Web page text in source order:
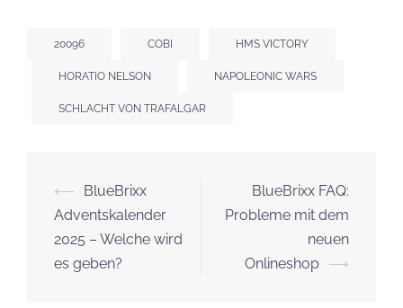
20096 COBI HMS VICTORY
HORATIO NELSON NAPOLEONIC WARS
SCHLACHT VON TRAFALGAR
Beitrags-
Navigation
⟵
BlueBrixx
Adventskalender
2025 – Welche wird
es geben?
BlueBrixx FAQ:
Probleme mit dem
neuen
Onlineshop ⟶